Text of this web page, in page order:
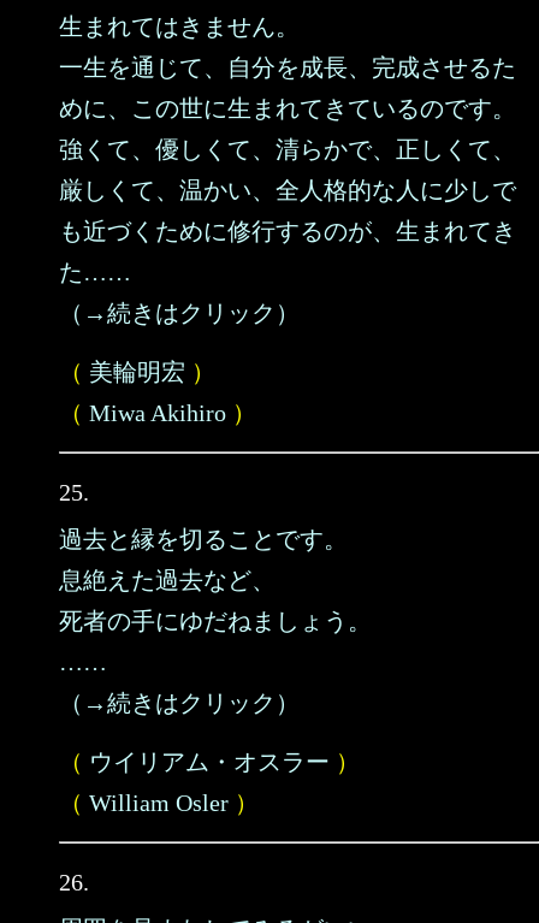
生まれてはきません。
一生を通じて、自分を成長、完成させるた
めに、この世に生まれてきているのです。
強くて、優しくて、清らかで、正しくて、
厳しくて、温かい、全人格的な人に少しで
も近づくために修行するのが、生まれてき
た……
（→続きはクリック）
（ 美輪明宏 ）
（ Miwa Akihiro ）
25.
過去と縁を切ることです。
息絶えた過去など、
死者の手にゆだねましょう。
……
（→続きはクリック）
（ ウイリアム・オスラー ）
（ William Osler ）
26.